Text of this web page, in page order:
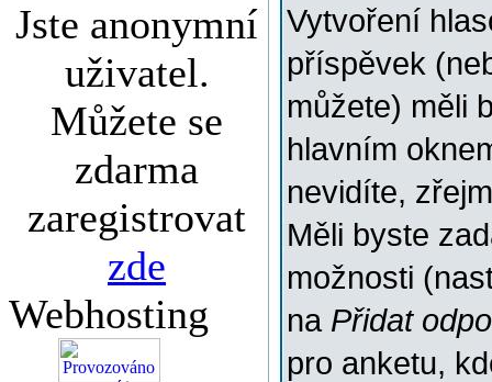
Jste anonymní
uživatel.
Můžete se
zdarma
zaregistrovat
zde
Webhosting
Vytvoření
příspěvek
můžete) měli
hlavním
nevidíte,
Měli byste
možnosti
na Přidat
pro anketu,